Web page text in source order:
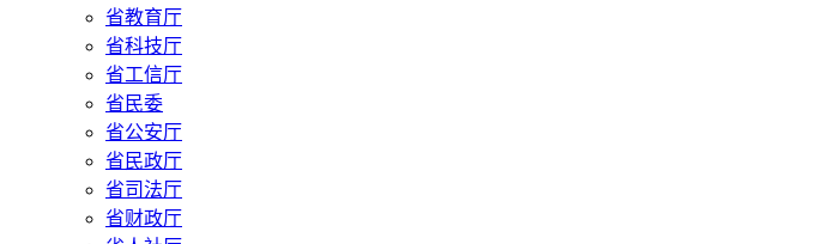
省教育厅
省科技厅
省工信厅
省民委
省公安厅
省民政厅
省司法厅
省财政厅